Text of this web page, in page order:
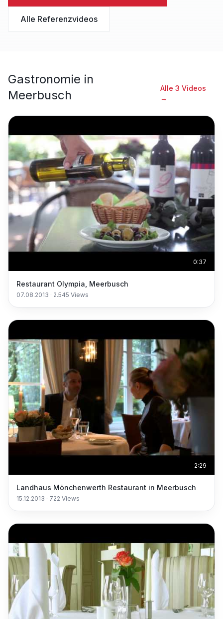
Alle Referenzvideos
Gastronomie in
Meerbusch
Alle3 Videos
→
0:37
Restaurant Olympia, Meerbusch
07.08.2013 · 2.545 Views
2:29
Landhaus Mönchenwerth Restaurant in Meerbusch
15.12.2013 · 722 Views